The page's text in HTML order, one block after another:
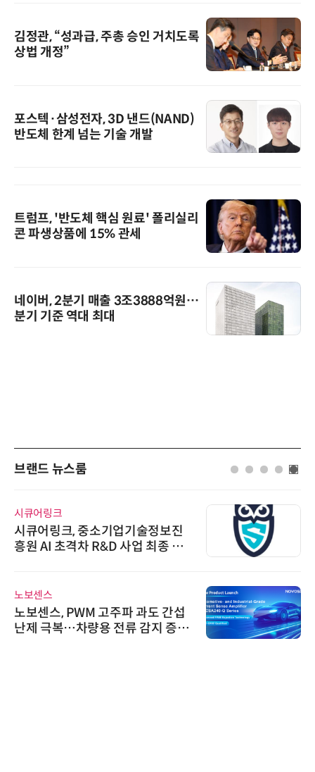
김정관, “성과급, 주총 승인 거치도록
상법 개정”
포스텍·삼성전자, 3D 낸드(NAND)
반도체 한계 넘는 기술 개발
트럼프, '반도체 핵심 원료' 폴리실리
콘 파생상품에 15% 관세
네이버, 2분기 매출 3조3888억원…
분기 기준 역대 최대
브랜드 뉴스룸
시큐어링크
시큐어링크, 중소기업기술정보진
흥원 AI 초격차 R&D 사업 최종 선
노보센스
노보센스, PWM 고주파 과도 간섭
난제 극복…차량용 전류 감지 증폭